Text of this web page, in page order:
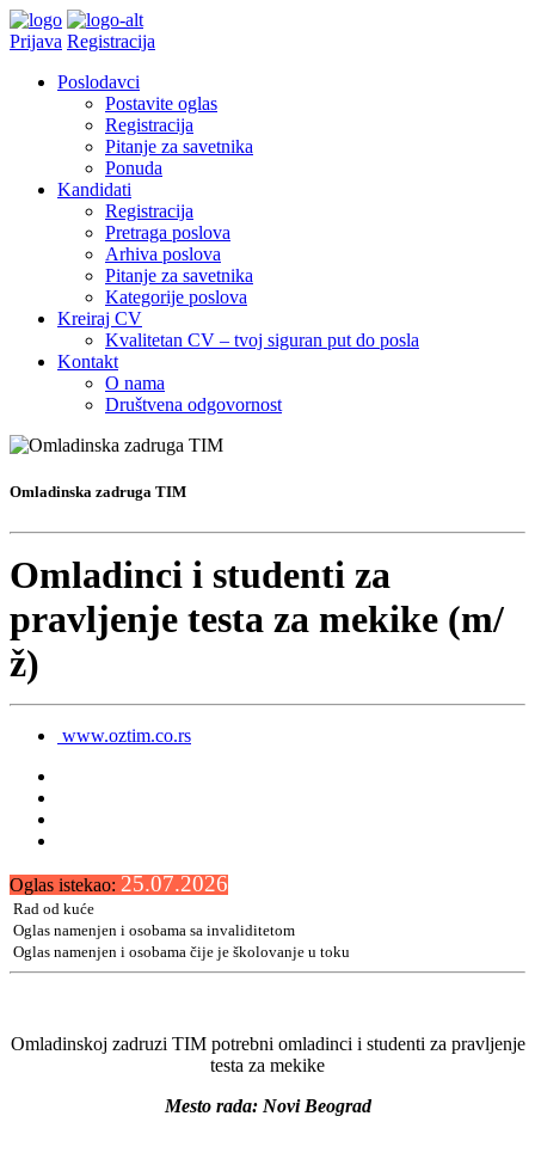
Prijava Registracija
Poslodavci
Postavite oglas
Registracija
Pitanje za savetnika
Ponuda
Kandidati
Registracija
Pretraga poslova
Arhiva poslova
Pitanje za savetnika
Kategorije poslova
Kreiraj CV
Kvalitetan CV – tvoj siguran put do posla
Kontakt
O nama
Društvena odgovornost
Omladinska zadruga TIM
Omladinci i studenti za
pravljenje testa za mekike (m/
ž)
www.oztim.co.rs
Oglas istekao: 25.07.2026
Rad od kuće
Oglas namenjen i osobama sa invaliditetom
Oglas namenjen i osobama čije je školovanje u toku
Omladinskoj zadruzi TIM potrebni omladinci i studenti za pravljenje
testa za mekike
Mesto rada: Novi Beograd